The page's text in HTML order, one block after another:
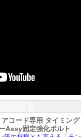
コード専用 タイミング
Assy固定強化ボルト